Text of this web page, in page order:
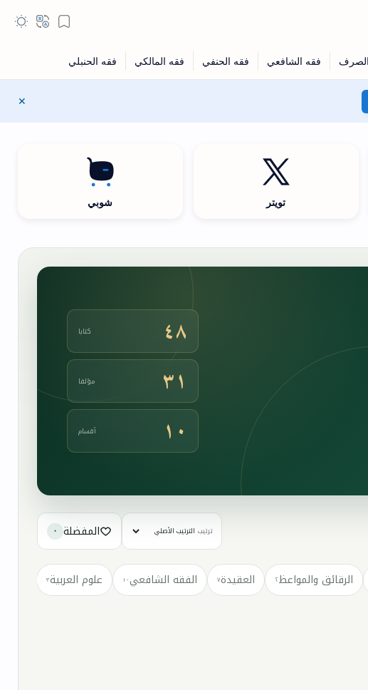
تويتر شوبي
٤٨ كتابا
٣١ مؤلفا
١٠ أقسام
ترتيب المفضلة ٠
الرقائق والمواعظ٢ العقيدة٧ الفقه الشافعي١٠ علوم العربية٣